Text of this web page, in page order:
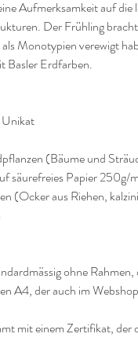
Aufmerksamkeit auf die
Der Frühling
Monotypien verewigt
Basler Erdfarben.
(Bäume und
säurefreies Papier 250g/
(Ocker aus Riehen,
ohne Rahmen,
A4, der auch im
mit einem Zertifikat, der